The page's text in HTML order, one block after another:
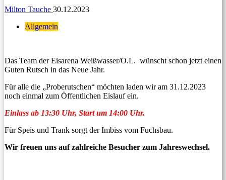
Milton Tauche 30.12.2023
Allgemein
Das Team der Eisarena Weißwasser/O.L. wünscht schon jetzt einen
Guten Rutsch in das Neue Jahr.
Für alle die „Proberutschen“ möchten laden wir am 31.12.2023
noch einmal zum Öffentlichen Eislauf ein.
Einlass ab 13:30 Uhr, Start um 14:00 Uhr.
Für Speis und Trank sorgt der Imbiss vom Fuchsbau.
Wir freuen uns auf zahlreiche Besucher zum Jahreswechsel.